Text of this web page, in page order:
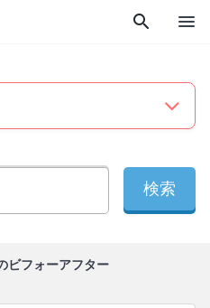
search menu
検索
ビフォーアフター